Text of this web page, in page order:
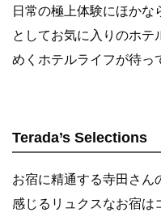
日常の極上体験にほか
としてお気に入りのホテ
めくホテルライフが待っ
Terada’s Selections
お宿に精通する寺田さん
感じるリュクスなお宿は